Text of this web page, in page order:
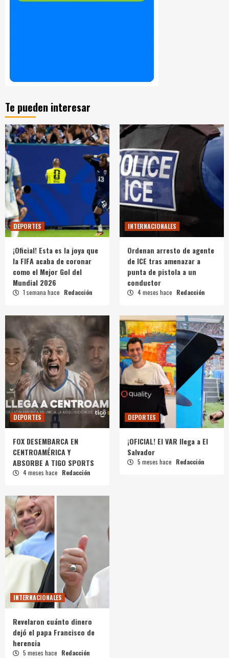
Te pueden interesar
DEPORTES
¡Oficial! Esta es la joya que
la FIFA acaba de coronar
como el Mejor Gol del
Mundial 2026
1 semana hace Redacción
INTERNACIONALES
Ordenan arresto de agente
de ICE tras amenazar a
punta de pistola a un
conductor
4 meses hace Redacción
DEPORTES
FOX DESEMBARCA EN
CENTROAMÉRICA Y
ABSORBE A TIGO SPORTS
4 meses hace Redacción
DEPORTES
¡OFICIAL! El VAR llega a El
Salvador
5 meses hace Redacción
INTERNACIONALES
Revelaron cuánto dinero
dejó el papa Francisco de
herencia
5 meses hace Redacción